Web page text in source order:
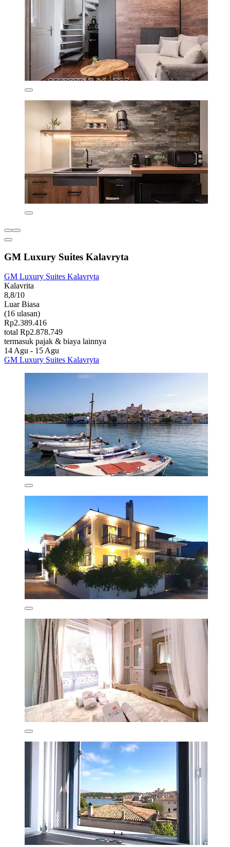
GM Luxury Suites Kalavryta
GM Luxury Suites Kalavryta
Kalavrita
8,8/10
Luar Biasa
(16 ulasan)
Rp2.389.416
total Rp2.878.749
termasuk pajak & biaya lainnya
14 Agu - 15 Agu
GM Luxury Suites Kalavryta